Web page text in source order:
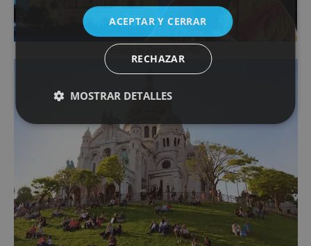
Emily in Paris. Netflix
ACEPTAR Y CERRAR
RECHAZAR
MOSTRAR DETALLES